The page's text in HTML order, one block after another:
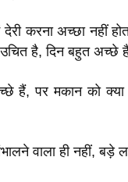
करना अच्छा नहीं
है, दिन बहुत अच्छे
हैं, पर मकान को
वाला ही नहीं, बड़े